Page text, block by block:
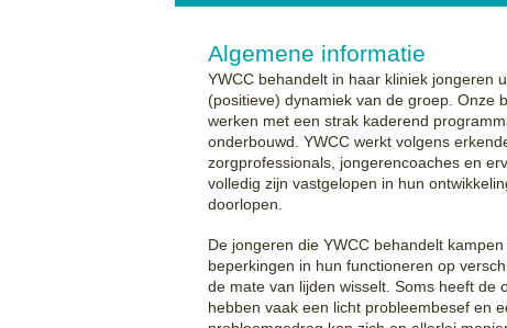
Algemene informatie
YWCC behandelt in haar kliniek jongeren
(positieve) dynamiek van de groep. Onze
werken met een strak kaderend
onderbouwd. YWCC werkt volgens
zorgprofessionals, jongerencoaches en
volledig zijn vastgelopen in hun
doorlopen.
De jongeren die YWCC behandelt
beperkingen in hun functioneren op
de mate van lijden wisselt. Soms heeft de
hebben vaak een licht probleembesef en